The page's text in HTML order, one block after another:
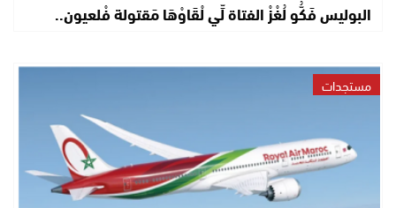
البوليس فَكُّو لُغْزْ الفتاة لِّي لْقَاوْهَا مَقتولة فْلعيون..
مستجدات